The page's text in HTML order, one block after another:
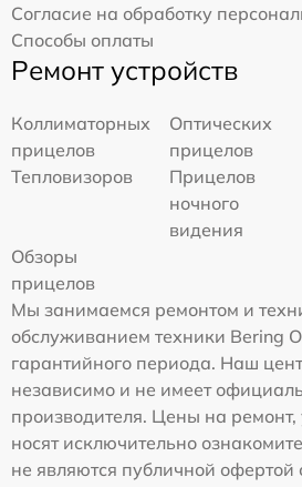
Согласие на обработку
Способы оплаты
Ремонт устройств
Коллиматорных
прицелов
Оптических
прицелов
Тепловизоров
Прицелов
ночного
видения
Обзоры
прицелов
Мы занимаемся ремонтом и
обслуживанием техники Bering
гарантийного периода. Наш
независимо и не имеет
производителя. Цены на
носят исключительно
не являются публичной офертой